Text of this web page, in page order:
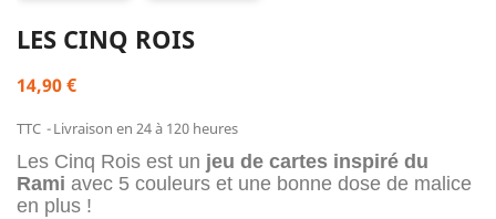
LES CINQ ROIS
14,90 €
TTC Livraison en 24 à 120 heures
Les Cinq Rois est un jeu de cartes inspiré du
Rami avec 5 couleurs et une bonne dose de malice
en plus !